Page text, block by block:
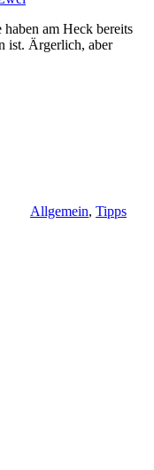
am Heck bereits
ist. Ärgerlich, aber
Allgemein, Tipps